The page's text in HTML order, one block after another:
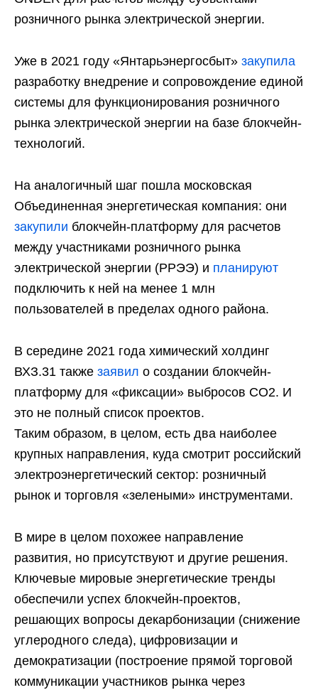
розничного рынка электрической энергии.
Уже в 2021 году «Янтарьэнергосбыт» закупила
разработку внедрение и сопровождение единой
системы для функционирования розничного
рынка электрической энергии на базе блокчейн-
технологий.
На аналогичный шаг пошла московская
Объединенная энергетическая компания: они
закупили блокчейн-платформу для расчетов
между участниками розничного рынка
электрической энергии (РРЭЭ) и планируют
подключить к ней на менее 1 млн
пользователей в пределах одного района.
В середине 2021 года химический холдинг
ВХЗ.31 также заявил о создании блокчейн-
платформу для «фиксации» выбросов CO2. И
это не полный список проектов.
Таким образом, в целом, есть два наиболее
крупных направления, куда смотрит российский
электроэнергетический сектор: розничный
рынок и торговля «зелеными» инструментами.
В мире в целом похожее направление
развития, но присутствуют и другие решения.
Ключевые мировые энергетические тренды
обеспечили успех блокчейн-проектов,
решающих вопросы декарбонизации (снижение
углеродного следа), цифровизации и
демократизации (построение прямой торговой
коммуникации участников рынка через